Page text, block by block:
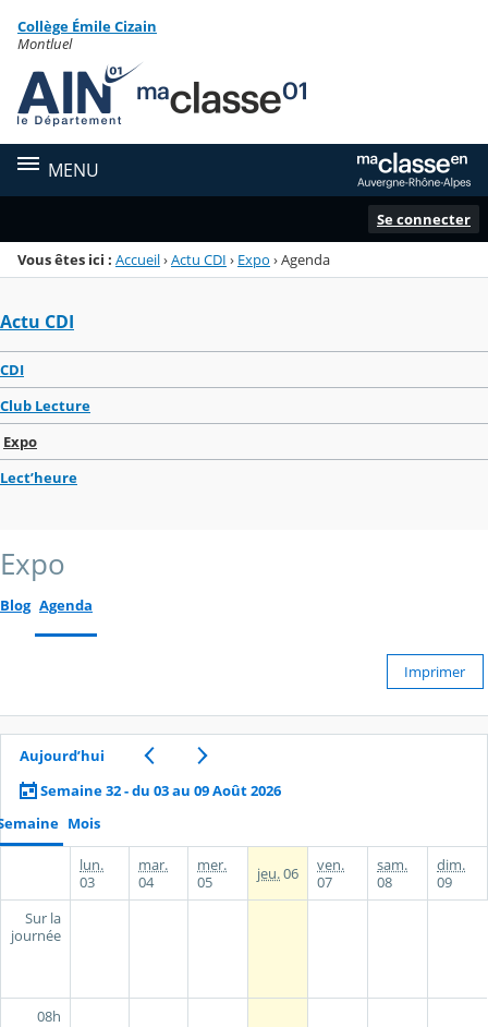
Menu de la rubrique
Contenu
Collège Émile Cizain
Montluel
MENU
Se connecter
Vous êtes ici : Accueil›Actu CDI › Expo ›Agenda
Actu CDI
CDI
Club Lecture
Expo
Lect’heure
Expo
Blog Agenda
Imprimer
Aujourd’hui
Semaine 32 - du 03 au 09 Août 2026
Mois
lun.
03
mar.
04
mer.
05
jeu.06
ven.
07
sam.
08
dim.
09
Sur la
journée
08h